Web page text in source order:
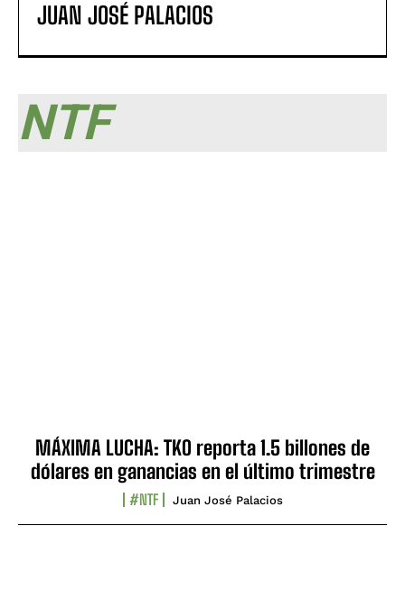
JUAN JOSÉ PALACIOS
NTF
MÁXIMA LUCHA: TKO reporta 1.5 billones de
dólares en ganancias en el último trimestre
#NTF Juan José Palacios